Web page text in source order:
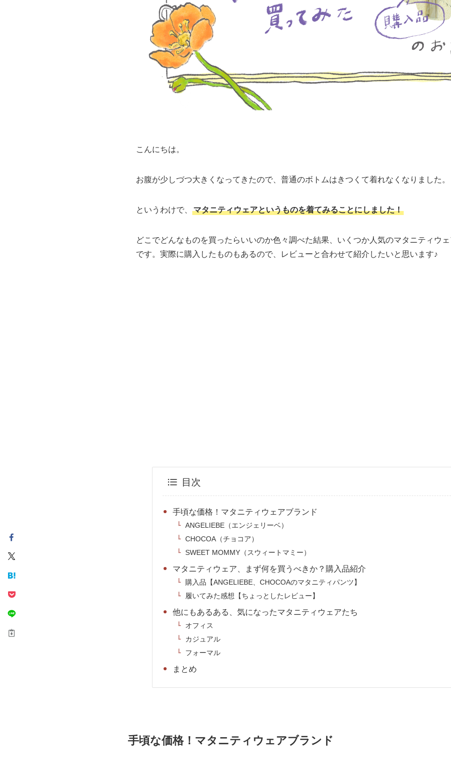
こんにちは。
お腹が少しづつ大きくなってきたので、普通のボトムはきつくて着れなくなりました。
というわけで、 マタニティウェアというものを着てみることにしました！
どこでどんなものを買ったらいいのか色々調べた結果、いくつか人気のマタニティウ
です。実際に購入したものもあるので、レビューと合わせて紹介したいと思います♪
目次
手頃な価格！マタニティウェアブランド
ANGELIEBE（エンジェリーベ）
CHOCOA（チョコア）
SWEET MOMMY（スウィートマミー）
マタニティウェア、まず何を買うべきか？購入品紹介
購入品【ANGELIEBE、CHOCOAのマタニティパンツ】
履いてみた感想【ちょっとしたレビュー】
他にもあるある、気になったマタニティウェアたち
オフィス
カジュアル
フォーマル
まとめ
手頃な価格！マタニティウェアブランド